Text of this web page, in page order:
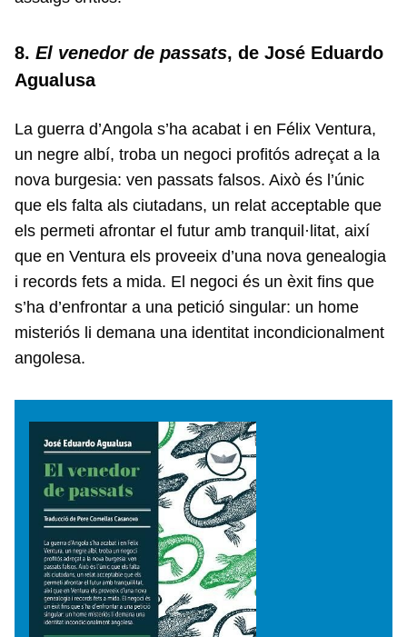
8. El venedor de passats, de José Eduardo
Agualusa
La guerra d’Angola s’ha acabat i en Félix Ventura,
un negre albí, troba un negoci profitós adreçat a la
nova burgesia: ven passats falsos. Això és l’únic
que els falta als ciutadans, un relat acceptable que
els permeti afrontar el futur amb tranquil·litat, així
que en Ventura els proveeix d’una nova genealogia
i records fets a mida. El negoci és un èxit fins que
s’ha d’enfrontar a una petició singular: un home
misteriós li demana una identitat incondicionalment
angolesa.